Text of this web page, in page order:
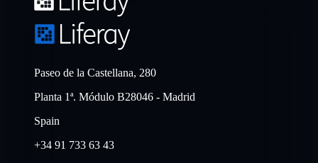
Paseo de la Castellana, 280
Planta 1ª. Módulo B28046 - Madrid
Spain
+34 91 733 63 43